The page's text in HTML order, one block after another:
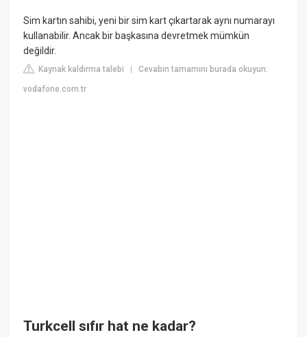
Sim kartın sahibi, yeni bir sim kart çıkartarak aynı numarayı
kullanabilir. Ancak bir başkasına devretmek mümkün
değildir.
Kaynak kaldırma talebi |Cevabın tamamını burada okuyun:
vodafone.com.tr
Turkcell sıfır hat ne kadar?